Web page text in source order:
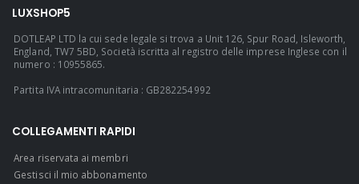
LUXSHOP5
DOTLEAP LTD la cui sede legale si trova a Unit 126, Spur Road, Isleworth,
England, TW7 5BD, Società iscritta al registro delle imprese Inglese con il
numero : 10955865.
Partita IVA intracomunitaria : GB282254992
COLLEGAMENTI RAPIDI
Area riservata ai membri
Gestisci il mio abbonamento